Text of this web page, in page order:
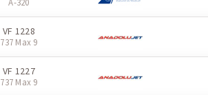
A-320
VF 1228
737 Max 9
VF 1227
737 Max 9